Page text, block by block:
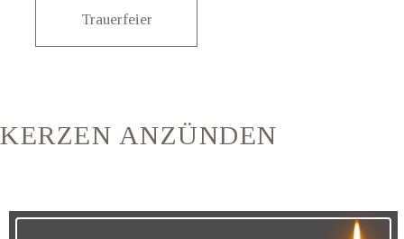
Trauerfeier
KERZEN ANZÜNDEN